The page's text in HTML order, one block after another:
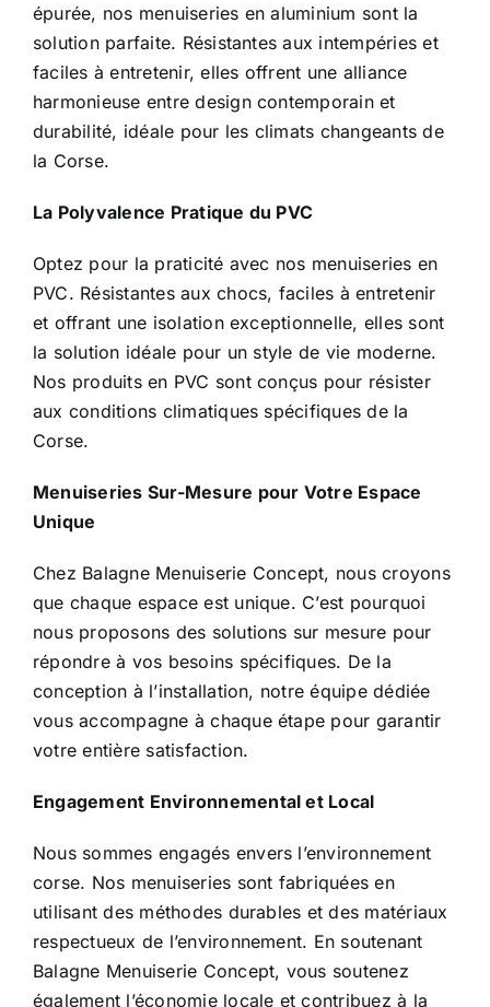
épurée, nos menuiseries en aluminium sont la
solution parfaite. Résistantes aux intempéries et
faciles à entretenir, elles offrent une alliance
harmonieuse entre design contemporain et
durabilité, idéale pour les climats changeants de
la Corse.
La Polyvalence Pratique du PVC
Optez pour la praticité avec nos menuiseries en
PVC. Résistantes aux chocs, faciles à entretenir
et offrant une isolation exceptionnelle, elles sont
la solution idéale pour un style de vie moderne.
Nos produits en PVC sont conçus pour résister
aux conditions climatiques spécifiques de la
Corse.
Menuiseries Sur-Mesure pour Votre Espace
Unique
Chez Balagne Menuiserie Concept, nous croyons
que chaque espace est unique. C’est pourquoi
nous proposons des solutions sur mesure pour
répondre à vos besoins spécifiques. De la
conception à l’installation, notre équipe dédiée
vous accompagne à chaque étape pour garantir
votre entière satisfaction.
Engagement Environnemental et Local
Nous sommes engagés envers l’environnement
corse. Nos menuiseries sont fabriquées en
utilisant des méthodes durables et des matériaux
respectueux de l’environnement. En soutenant
Balagne Menuiserie Concept, vous soutenez
également l’économie locale et contribuez à la